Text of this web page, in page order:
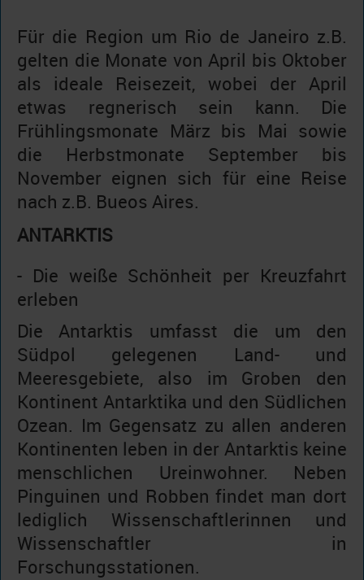
Für die Region um Rio de Janeiro z.B.
gelten die Monate von April bis Oktober
als ideale Reisezeit, wobei der April
etwas regnerisch sein kann. Die
Frühlingsmonate März bis Mai sowie
die Herbstmonate September bis
November eignen sich für eine Reise
nach z.B. Bueos Aires.
ANTARKTIS
- Die weiße Schönheit per Kreuzfahrt
erleben
Die Antarktis umfasst die um den
Südpol gelegenen Land- und
Meeresgebiete, also im Groben den
Kontinent Antarktika und den Südlichen
Ozean. Im Gegensatz zu allen anderen
Kontinenten leben in der Antarktis keine
menschlichen Ureinwohner. Neben
Pinguinen und Robben findet man dort
lediglich Wissenschaftlerinnen und
Wissenschaftler in
Forschungsstationen.